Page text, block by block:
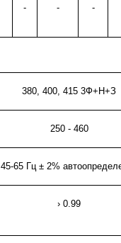
- - -
380, 400, 415 3Ф+Н+З
250 - 460
45-65 Гц ± 2%
› 0.99